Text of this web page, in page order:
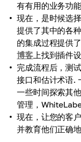
有有用的业务功能
现在，是时候选
提供了其中的各
的集成过程提供
博客上找到插件
完成流程后，测
接口和估计术语.
一些时间探索其
管理，
现在，让您的客
并教育他们正确